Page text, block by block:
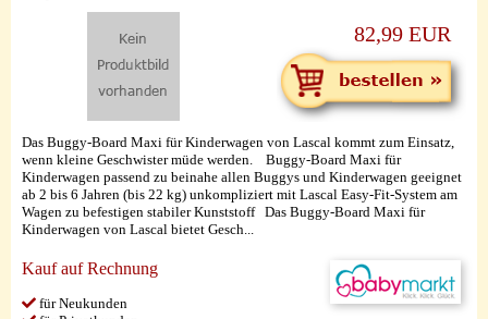
82,99 EUR
Das Buggy-Board Maxi für Kinderwagen von Lascal kommt zum Einsatz,
wenn kleine Geschwister müde werden. Buggy-Board Maxi für
Kinderwagen passend zu beinahe allen Buggys und Kinderwagen geeignet
ab 2 bis 6 Jahren (bis 22 kg) unkompliziert mit Lascal Easy-Fit-System am
Wagen zu befestigen stabiler Kunststoff Das Buggy-Board Maxi für
Kinderwagen von Lascal bietet Gesch...
Kauf auf Rechnung
für Neukunden